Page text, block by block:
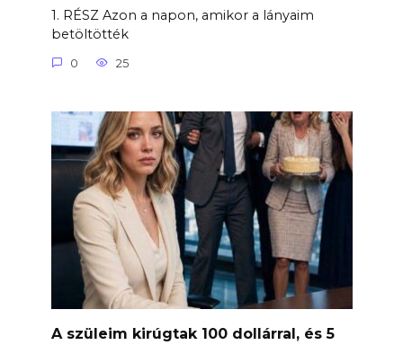
1. RÉSZ Azon a napon, amikor a lányaim
betöltötték
0 25
A szüleim kirúgtak 100 dollárral, és 5